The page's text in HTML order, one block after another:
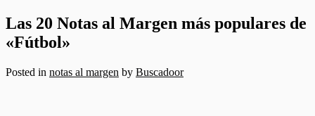
Las 20 Notas al Margen más populares de
«Fútbol»
Posted in notas al margen by Buscadoor